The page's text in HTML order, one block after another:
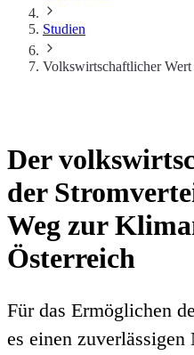
Studien
Volkswirtschaftlicher Wert
Der
der
Weg zur
Österreich
Für das Ermöglichen
es einen